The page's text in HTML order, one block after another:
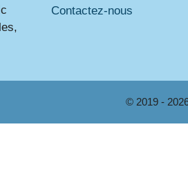
Contactez-nous
© 2019 -